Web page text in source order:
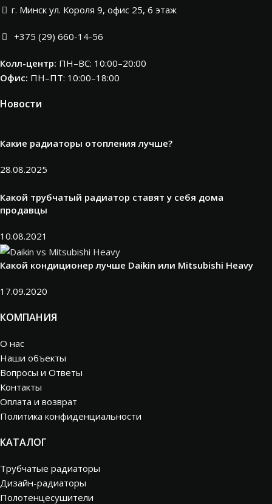
г. Минск ул. Короля 9, офис 25, 6 этаж
+375 (29) 660-14-56
Колл-центр: ПН–ВС: 10:00–20:00​
Офис: ПН–ПТ: 10:00–18:00
Новости
Какие радиаторы отопления лучше?
28.08.2025
Какой трубчатый радиатор ставят у себя дома
продавцы
10.08.2021
Какой кондиционер лучше Daikin или Mitsubishi Heavy
17.09.2020
КОМПАНИЯ
О нас
Наши объекты
Вопросы и Ответы
Контакты
Оплата и возврат
Политика конфиденциальности
КАТАЛОГ
Трубчатые радиаторы
Дизайн-радиаторы
Полотенцесушители